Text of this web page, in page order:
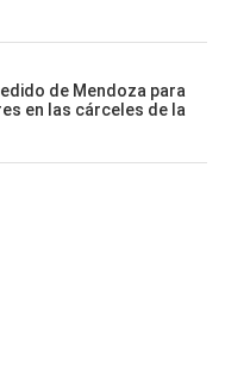
de Mendoza para
en las cárceles de la